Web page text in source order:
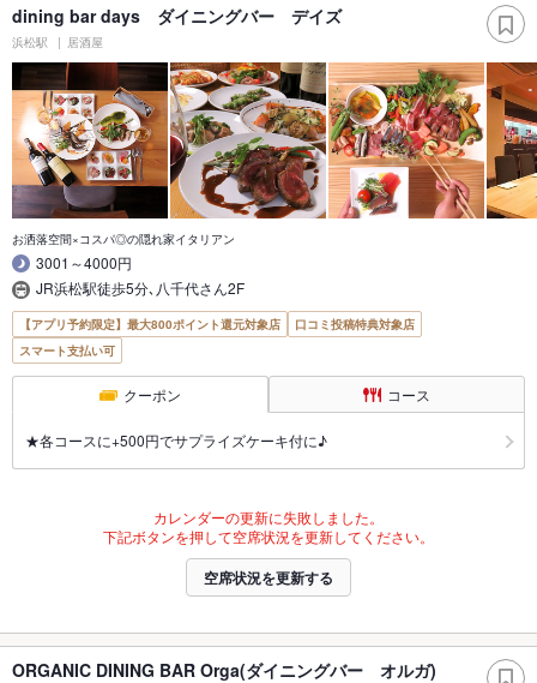
dining bar days ダイニングバー デイズ
浜松駅 居酒屋
お洒落空間×コスパ◎の隠れ家イタリアン
3001～4000円
JR浜松駅徒歩5分､八千代さん2F
【アプリ予約限定】最大800ポイント還元対象店
口コミ投稿特典対象店
スマート支払い可
クーポン コース
★各コースに+500円でサプライズケーキ付に♪
カレンダーの更新に失敗しました。
下記ボタンを押して空席状況を更新してください。
空席状況を更新する
ORGANIC DINING BAR Orga(ダイニングバー オルガ)